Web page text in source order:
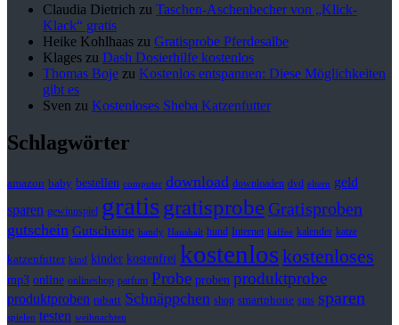
Claudia Dietrich zu Taschen-Aschenbecher von „Klick-
Klack“ gratis
Heike Kohlhaas zu Gratisprobe Pferdesalbe
Klages zu Dash Dosierhilfe kostenlos
Thomas Boje zu Kostenlos entspannen: Diese Möglichkeiten
gibt es
Sven zu Kostenloses Sheba Katzenfutter
Schlagwörter
amazon baby bestellen computer download downloaden dvd eltern geld
sparen gewinnspiel gratisgratisprobeGratisproben
gutschein Gutscheine handy Haushalt hund Internet kaffee kalender katze
katzenfutter kind kinder kostenfrei kostenloskostenloses
mp3 online onlineshop parfum Probe proben produktprobe
produktproben rabatt Schnäppchen shop smartphone sms sparen
spielen testen weihnachten